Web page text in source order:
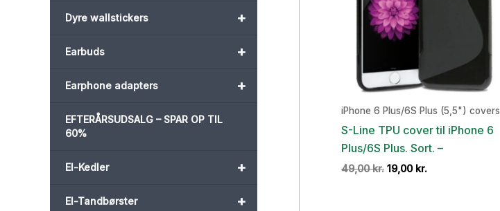
+
Dyre wallstickers
+
Earbuds
+
Earphone adapters
EFTERÅRSUDSALG – SPAR OP TIL
60%
+
El-Kedler
+
El-Tandbørster
iPhone 6 Plus/6S Plus (5,5") covers
S-Line TPU cover til iPhone 6
Plus/6S Plus. Sort. –
49,00kr. Den
19,00 kr.Den